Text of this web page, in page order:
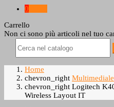
0
Carrello
Non ci sono più articoli nel tuo
Home
chevron_right Multimediale
chevron_right Logitech
Wireless Layout IT